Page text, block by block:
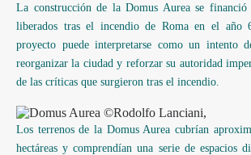
La construcción de la Domus Aurea se financió
liberados tras el incendio de Roma en el año
proyecto puede interpretarse como un intento
reorganizar la ciudad y reforzar su autoridad
de las críticas que surgieron tras el incendio.
Los terrenos de la Domus Aurea cubrían
hectáreas y comprendían una serie de espacios